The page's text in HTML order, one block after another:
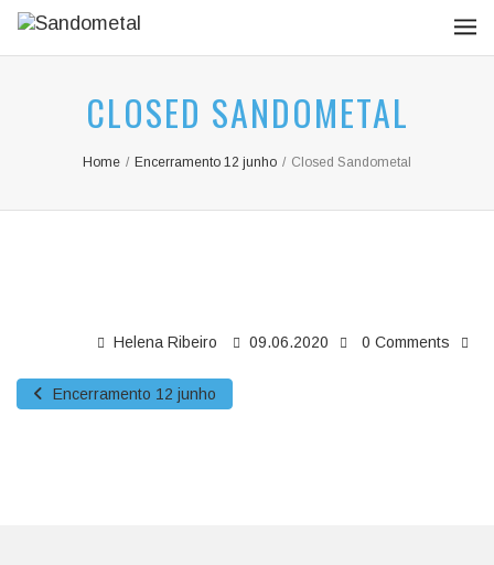
CLOSED SANDOMETAL
Home / Encerramento 12 junho / Closed Sandometal
Helena Ribeiro 09.06.2020 0 Comments
Encerramento 12 junho